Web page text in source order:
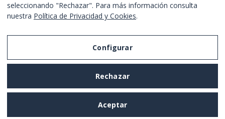
Estoy de acuerdo con los términos y condiciones
seleccionando "Rechazar". Para más información consulta
nuestra Política de Privacidad y Cookies.
Configurar
Rechazar
Aceptar
Aviso Legal
Política de Privacidad y Cookies
Términos y Condiciones de Uso
Configurar